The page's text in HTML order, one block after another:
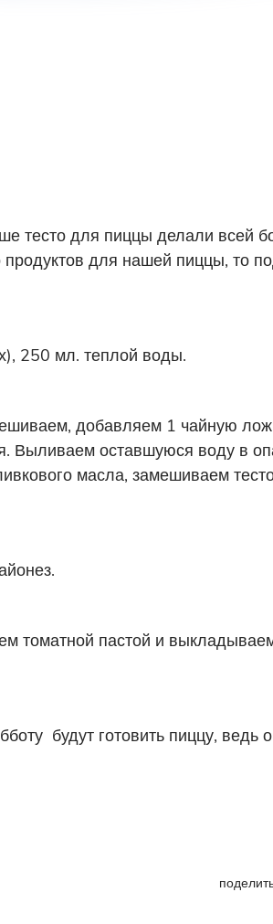
тесто для пиццы делали всей
для нашей пиццы, то
250 мл. теплой воды.
добавляем 1 чайную
Выливаем оставшуюся воду в
масла, замешиваем
томатной пастой и
будут готовить пиццу, ведь